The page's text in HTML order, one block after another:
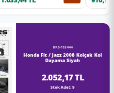
DRS-153444
Honda Fit / Jazz 2008 Kolçak Kol
Dayama Siyah
2.052,17 TL
Stok Adet: 9